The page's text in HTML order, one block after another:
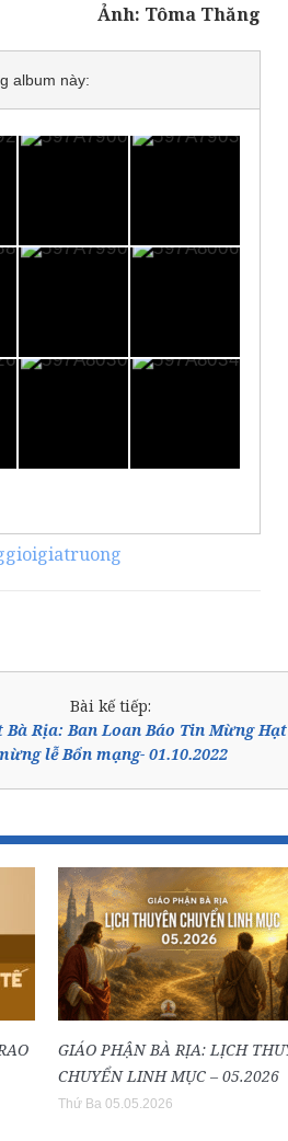
Ảnh: Tôma Thăng
album này:
Bài kế tiếp:
Bà Rịa: Ban Loan Báo Tin Mừng Hạt
lễ Bổn mạng- 01.10.2022
GIÁO PHẬN BÀ RỊA: LỊCH
CHUYỂN LINH MỤC – 05.2026
Thứ Ba 05.05.2026